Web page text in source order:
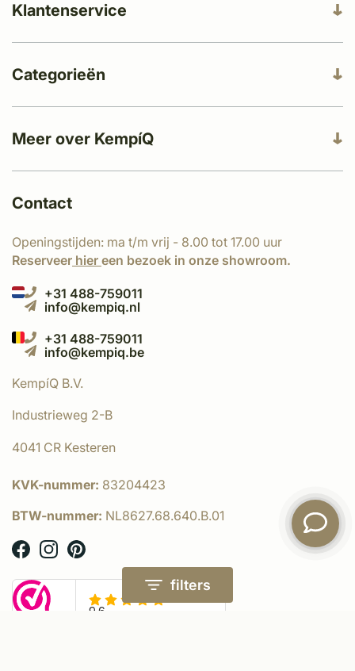
filters
Meer over KempíQ
Klantenservice
Categorieën
Contact
Openingstijden: ma t/m vrij - 8.00 tot 17.00 uur
Reserveer hier een bezoek in onze showroom.
+31 488-759011
info@kempiq.nl
+31 488-759011
info@kempiq.be
KempíQ B.V.
Industrieweg 2-B
4041 CR Kesteren
KVK-nummer: 83204423
BTW-nummer: NL8627.68.640.B.01